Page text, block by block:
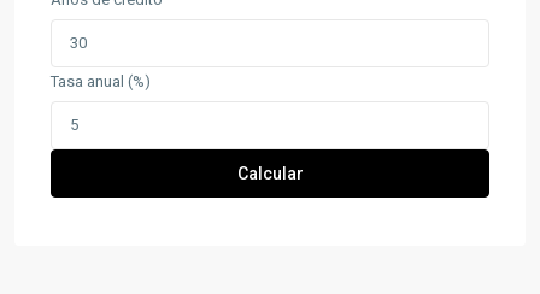
Tasa anual (%)
Calcular